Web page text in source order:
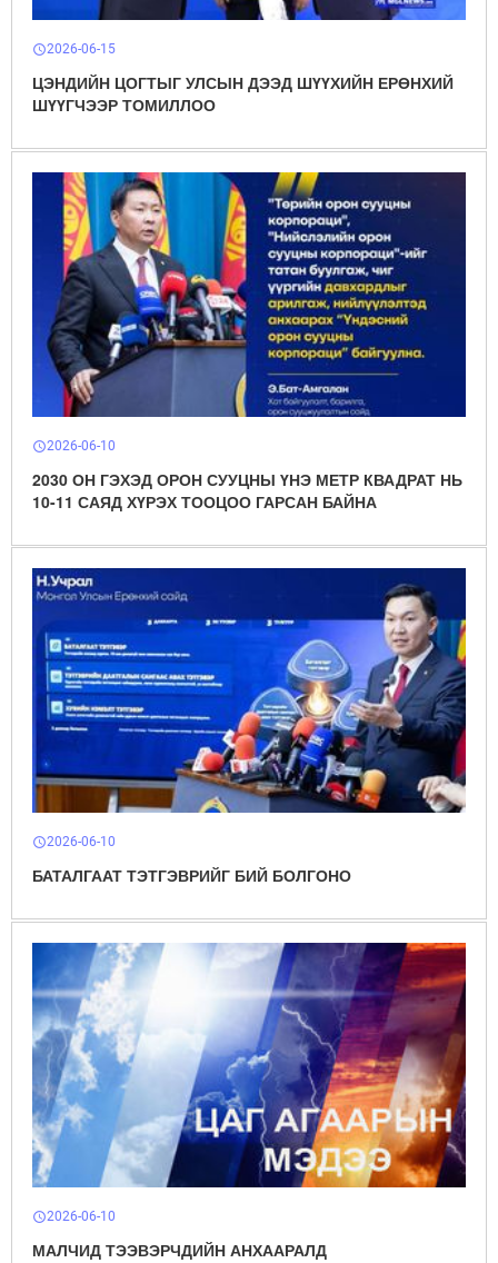
schedule2026-06-15
ЦЭНДИЙН ЦОГТЫГ УЛСЫН ДЭЭД ШҮҮХИЙН ЕРӨНХИЙ
ШҮҮГЧЭЭР ТОМИЛЛОО
schedule2026-06-10
2030 ОН ГЭХЭД ОРОН СУУЦНЫ ҮНЭ МЕТР КВАДРАТ НЬ
10-11 САЯД ХҮРЭХ ТООЦОО ГАРСАН БАЙНА
schedule2026-06-10
БАТАЛГААТ ТЭТГЭВРИЙГ БИЙ БОЛГОНО
schedule2026-06-10
МАЛЧИД ТЭЭВЭРЧДИЙН АНХААРАЛД